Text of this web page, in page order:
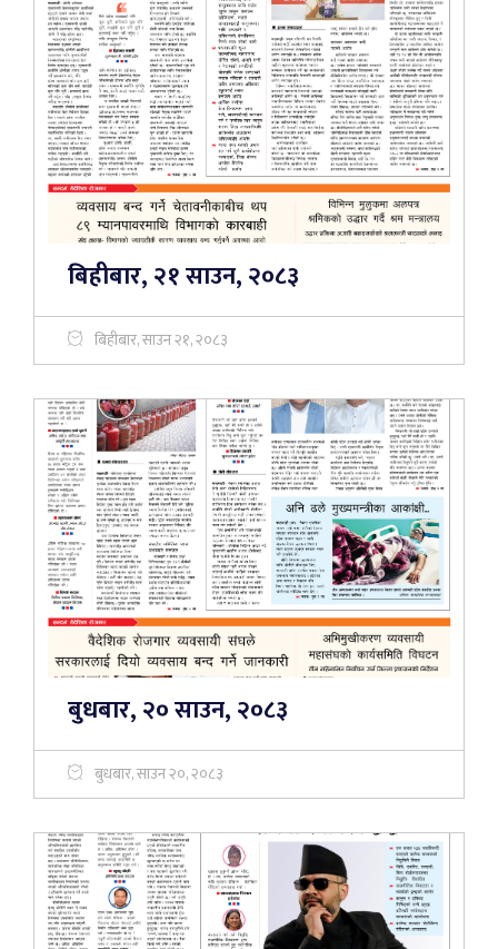
बिहीबार, २१ साउन, २०८३
बिहीबार, साउन २१, २०८३
बुधबार, २० साउन, २०८३
बुधबार, साउन २०, २०८३